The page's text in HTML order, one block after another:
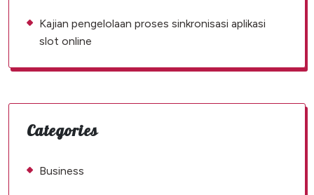
Kajian pengelolaan proses sinkronisasi aplikasi
slot online
Categories
Business